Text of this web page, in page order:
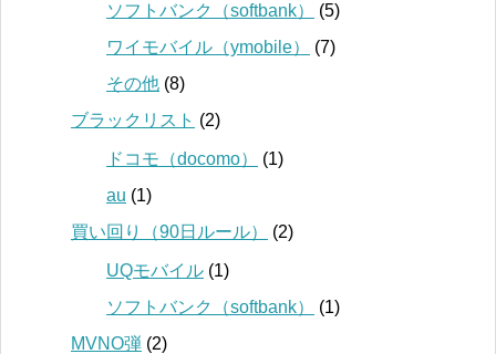
ソフトバンク（softbank）
(5)
ワイモバイル（ymobile）
(7)
その他 (8)
ブラックリスト (2)
ドコモ（docomo）
(1)
au (1)
買い回り（90日ルール）
(2)
UQモバイル (1)
ソフトバンク（softbank）
(1)
MVNO弾 (2)